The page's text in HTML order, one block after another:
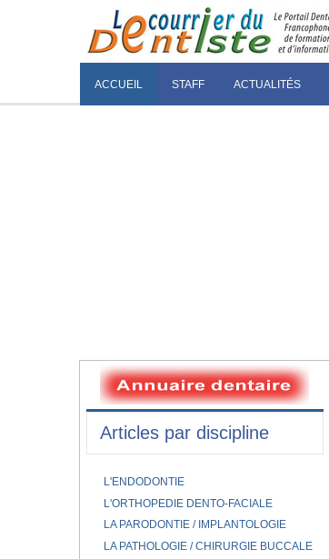
ACCUEIL STAFF ACTUALITÉS
Articles par discipline
L'ENDODONTIE
L'ORTHOPEDIE DENTO-FACIALE
LA PARODONTIE / IMPLANTOLOGIE
LA PATHOLOGIE / CHIRURGIE BUCCALE